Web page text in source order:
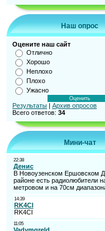
Наш опрос
Оцените наш сайт
Отлично
Хорошо
Неплохо
Плохо
Ужасно
Результаты | Архив опросов
Всего ответов: 34
Мини-чат